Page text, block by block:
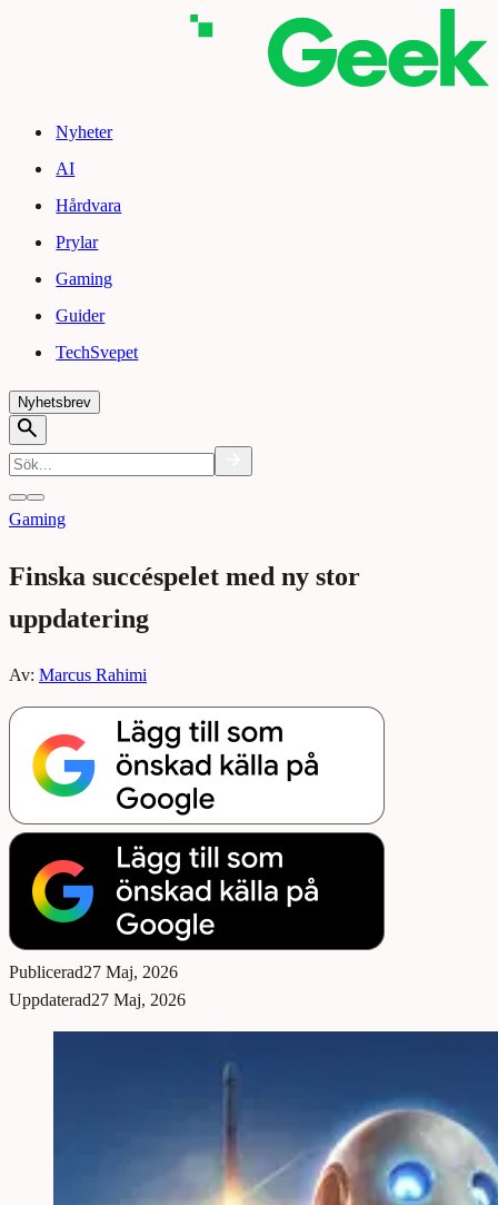
Nyheter
AI
Hårdvara
Prylar
Gaming
Guider
TechSvepet
Nyhetsbrev
Gaming
Finska succéspelet med ny stor
uppdatering
Av: Marcus Rahimi
Publicerad27 Maj, 2026
Uppdaterad27 Maj, 2026